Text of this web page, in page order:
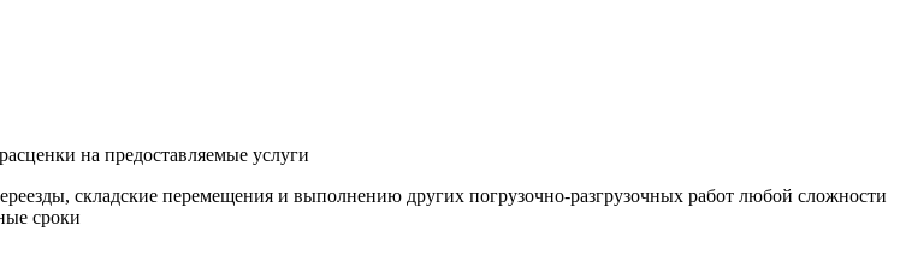
на предоставляемые услуги
складские перемещения и выполнению других погрузочно-разгрузочных работ любой сложности
сроки